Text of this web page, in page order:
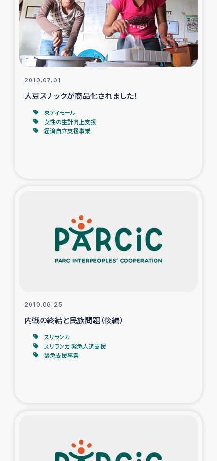
カカオ生産者支援事業
シリア国内避難民・帰還民の生活再建支援
トルコにおけるシリア難民支援事業
インドネシア中部 スラウェシの地震・津波被災者支援
スリランカ ムライティブ県帰還民の生活再建支援
スリランカの南北女性をつなぐサリー・リサイクル・プロ
ジェクト
復興支援事業
タイ国境ミャンマー移民子ども支援
2010.07.01
大豆スナックが商品化されました！
東ティモール
女性の生計向上支援
経済自立支援事業
2010.06.25
内戦の終結と民族問題（後編）
スリランカ
スリランカ 緊急人道支援
緊急支援事業